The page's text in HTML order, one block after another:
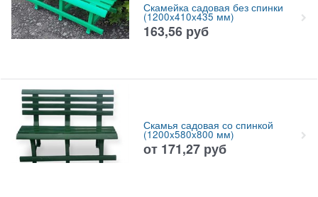
Скамейка садовая без спинки
(1200x410x435 мм)
163,56 руб
Скамья садовая со спинкой
(1200x580x800 мм)
от 171,27 руб